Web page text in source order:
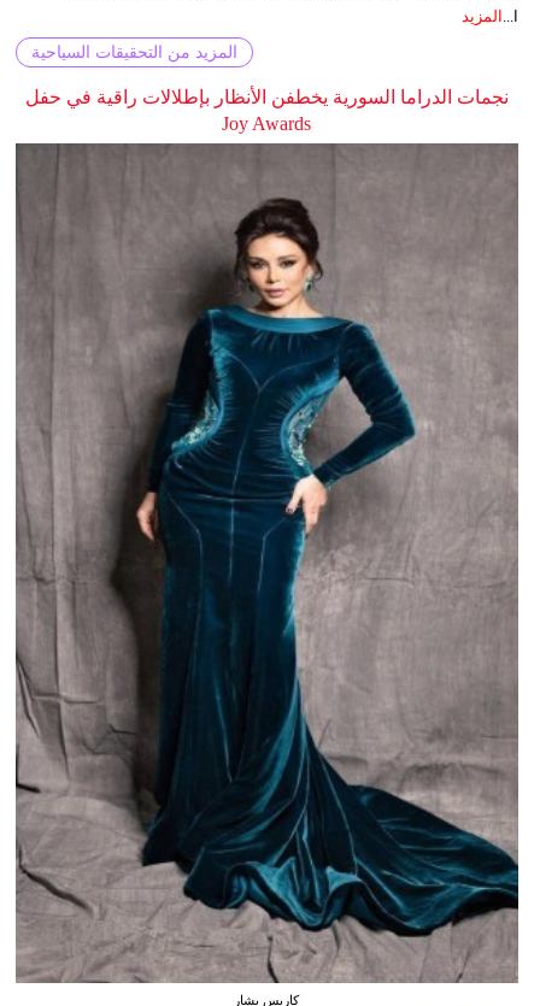
ا...
المزيد
المزيد من التحقيقات السياحية
نجمات الدراما السورية يخطفن الأنظار بإطلالات راقية في حفل
Joy Awards
كاريس بشار